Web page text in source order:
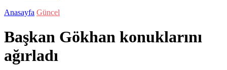
Anasayfa Güncel
Başkan Gökhan konuklarını
ağırladı